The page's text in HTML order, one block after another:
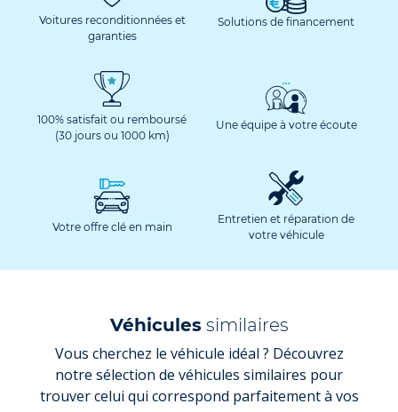
Voitures reconditionnées et
garanties
Solutions de financement
100% satisfait ou remboursé
(30 jours ou 1000 km)
Une équipe à votre écoute
Votre offre clé en main
Entretien et réparation de
votre véhicule
Véhiculessimilaires
Vous cherchez le véhicule idéal ? Découvrez
notre sélection de véhicules similaires pour
trouver celui qui correspond parfaitement à vos